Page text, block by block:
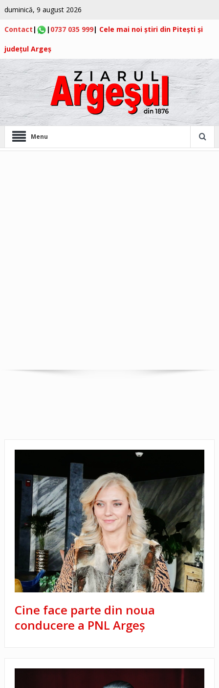
duminică, 9 august 2026
Contact | | 0737 035 999| Cele mai noi știri din Pitești și
județul Argeș
Menu
Cine face parte din noua
conducere a PNL Argeș